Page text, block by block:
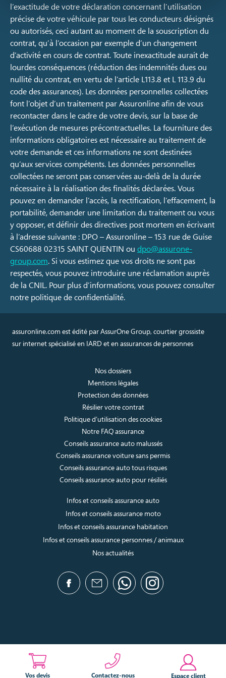
l’exactitude de votre déclaration concernant l’utilisation
précise de votre véhicule par tous les conducteurs désignés
ou autorisés, ceci autant au moment de la souscription du
contrat, qu’à l’occasion par exemple d’un changement
d’activité en cours de contrat. Toute inexactitude aurait de
lourdes conséquences (réduction des indemnités dues ou
nullité du contrat, en vertu de l’article L113.8 et L 113.9 du
code des assurances). Les données personnelles collectées
font l’objet d’un traitement par Assuronline afin de vous
recontacter dans le cadre de votre devis, sur la base de
l’exécution de mesures précontractuelles. La fourniture des
informations obligatoires est nécessaire au traitement de
votre demande et ces informations ne sont destinées
qu’aux services compétents. Les données personnelles
collectées ne seront pas conservées au-delà de la durée
nécessaire à la réalisation des finalités déclarées. Vous
pouvez en demander l’accès, la rectification, l’effacement, la
portabilité, demander une limitation du traitement ou vous
y opposer, et définir des directives post mortem en écrivant
à l’adresse suivante : DPO – Assuronline – 153 rue de Guise
CS60688 02315 SAINT QUENTIN ou dpo@assurone-
group.com. Si vous estimez que vos droits ne sont pas
respectés, vous pouvez introduire une réclamation auprès
de la CNIL. Pour plus d’informations, vous pouvez consulter
notre politique de confidentialité.
Vos devis Contactez-nous Espace client
assuronline.com est édité par AssurOne Group, courtier grossiste
sur internet spécialisé en IARD et en assurances de personnes
Nos dossiers
Mentions légales
Protection des données
Résilier votre contrat
Politique d’utilisation des cookies
Notre FAQ assurance
Conseils assurance auto malussés
Conseils assurance voiture sans permis
Conseils assurance auto tous risques
Conseils assurance auto pour résiliés
Infos et conseils assurance auto
Infos et conseils assurance moto
Infos et conseils assurance habitation
Infos et conseils assurance personnes / animaux
Nos actualités